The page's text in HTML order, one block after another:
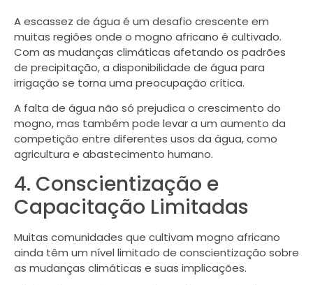
A escassez de água é um desafio crescente em
muitas regiões onde o mogno africano é cultivado.
Com as mudanças climáticas afetando os padrões
de precipitação, a disponibilidade de água para
irrigação se torna uma preocupação crítica.
A falta de água não só prejudica o crescimento do
mogno, mas também pode levar a um aumento da
competição entre diferentes usos da água, como
agricultura e abastecimento humano.
4. Conscientização e
Capacitação Limitadas
Muitas comunidades que cultivam mogno africano
ainda têm um nível limitado de conscientização sobre
as mudanças climáticas e suas implicações.